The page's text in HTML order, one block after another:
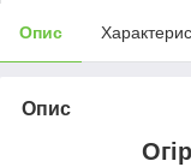
Опис
Опис